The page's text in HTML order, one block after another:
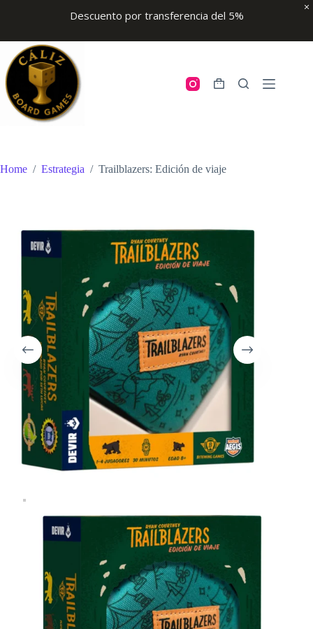
Descuento por transferencia del 5%
content
Shopping
Home / Estrategia / Trailblazers: Edición de viaje